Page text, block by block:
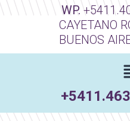
WP.
CAYETANO
BUENOS